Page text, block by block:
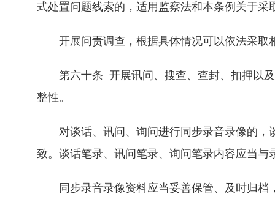
式处置问题线索的，适用监察法和本条例关于采
开展问责调查，根据具体情况可以依法采取
第六十条 开展讯问、搜查、查封、扣押以及
整性。
对谈话、讯问、询问进行同步录音录像的，
致。谈话笔录、讯问笔录、询问笔录内容应当与
同步录音录像资料应当妥善保管、及时归档